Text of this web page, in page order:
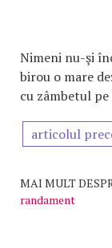
Nimeni nu-şi
birou o mare
cu zâmbetul
articolul
MAI MULT
randament